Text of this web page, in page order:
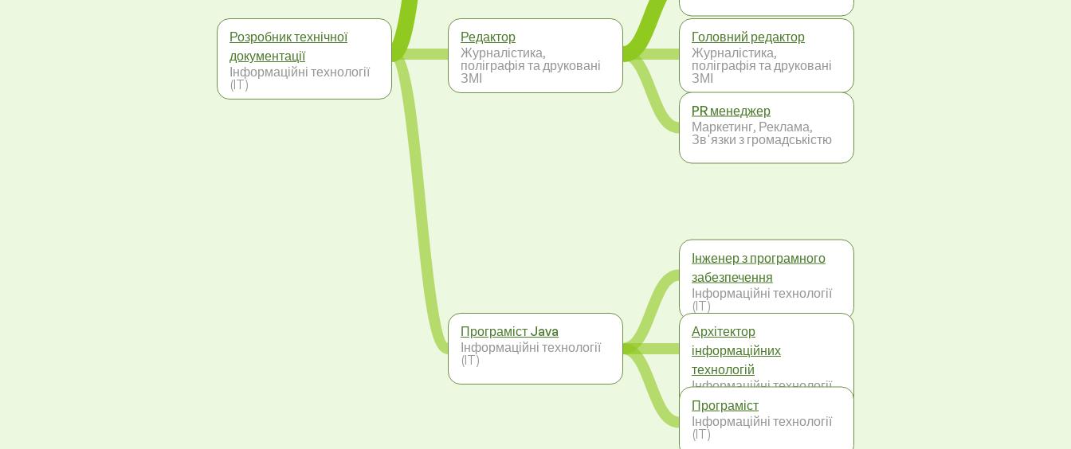
Розробник технічної
документації
Інформаційні технології
(IT)
Редактор
Журналістика,
поліграфія та друковані
ЗМІ
Програміст Java
Інформаційні технології
(IT)
Головний редактор
Журналістика,
поліграфія та друковані
ЗМІ
PR менеджер
Маркетинг, Реклама,
Зв'язки з громадськістю
Інженер з програмного
забезпечення
Інформаційні технології
(IT)
Архітектор
інформаційних
технологій
Інформаційні технології
(IT)
Програміст
Інформаційні технології
(IT)